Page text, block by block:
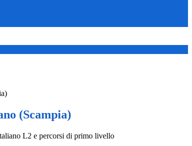
(Scampia)
L2 e percorsi di primo livello